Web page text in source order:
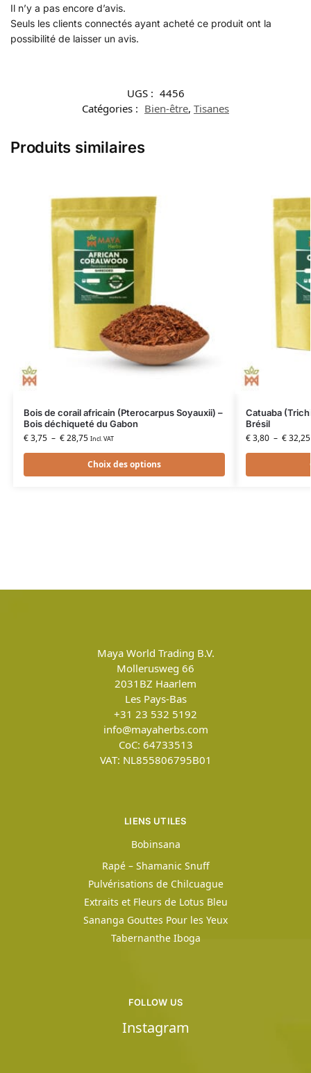
Il n’y a pas encore d’avis.
Seuls les clients connectés ayant acheté ce produit ont la
possibilité de laisser un avis.
UGS : 4456
Catégories : Bien-être, Tisanes
Produits similaires
Bois de corail africain (Pterocarpus Soyauxii) –
Bois déchiqueté du Gabon
€3,75 – €28,75 Incl. VAT
Choix des options
Catuaba
Brésil
€3,80 – €32,25
Maya World Trading B.V.
Mollerusweg 66
2031BZ Haarlem
Les Pays-Bas
+31 23 532 5192
info@mayaherbs.com
CoC: 64733513
VAT: NL855806795B01
LIENS UTILES
Bobinsana
Rapé – Shamanic Snuff
Pulvérisations de Chilcuague
Extraits et Fleurs de Lotus Bleu
Sananga Gouttes Pour les Yeux
Tabernanthe Iboga
FOLLOW US
Instagram